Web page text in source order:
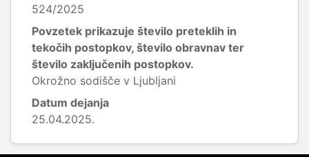
524/2025
Povzetek prikazuje število preteklih in
tekočih postopkov, število obravnav ter
število zaključenih postopkov.
Okrožno sodišče v Ljubljani
Datum dejanja
25.04.2025.